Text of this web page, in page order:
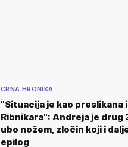
CRNA HRONIKA
"Situacija je kao preslikana
Ribnikara": Andreja je drug
ubo nožem, zločin koji i
epilog